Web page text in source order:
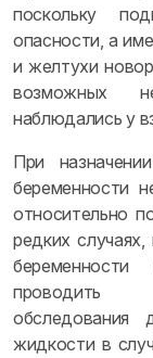
поскольку
опасности, а
и желтухи
возможных
наблюдались у
При
беременности
относительно
редких
проводить
обследования
жидкости в